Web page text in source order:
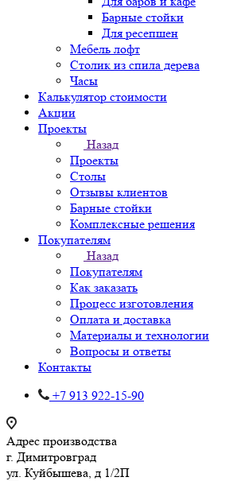
Барные стойки
Для ресепшен
Мебель лофт
Столик из спила дерева
Часы
Калькулятор стоимости
Акции
Проекты
Назад
Проекты
Столы
Отзывы клиентов
Барные стойки
Комплексные решения
Покупателям
Назад
Покупателям
Как заказать
Процесс изготовления
Оплата и доставка
Материалы и технологии
Вопросы и ответы
Контакты
+7 913 922-15-90
Адрес производства
г. Димитровград
ул. Куйбышева, д 1/2П